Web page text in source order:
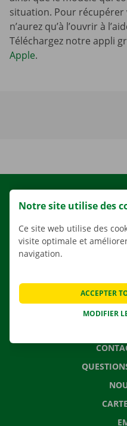
situation. Pour
n’aurez qu’à l’ouvrir à
Téléchargez notre appli
Apple.
NOS
SOLUTIONS
Notre site utilise des
Ce site web utilise des
visite optimale et
navigation.
MODIFIER
ACCEPTER